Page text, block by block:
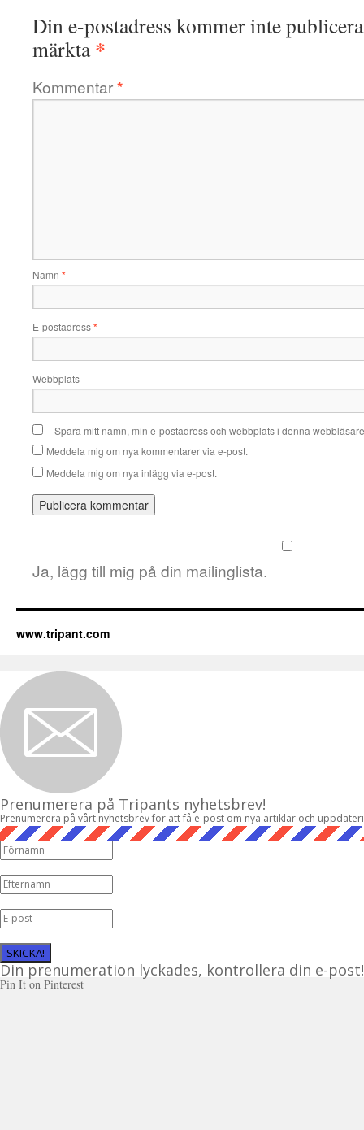
Din e-postadress kommer inte
märkta*
Kommentar*
Namn *
E-postadress*
Webbplats
Spara mitt namn, min e-postadress och webbplats i denna
Meddela mig om nya kommentarer via e-post.
Meddela mig om nya inlägg via e-post.
Ja, lägg till mig på din mailinglista.
www.tripant.com
Prenumerera på Tripants nyhetsbrev!
Prenumerera på vårt nyhetsbrev för att få e-post om nya artiklar och
SKICKA!
Din prenumeration lyckades, kontrollera din e-post!
Pin It on Pinterest